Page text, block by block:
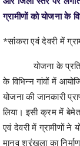
*सांकरा एवं देवरी में
के विभिन्न गांवों में
योजना की जानकारी
लिया। इसी क्रम में
एवं देवरी में ग्रामीणों
मानव श्रृंखला का
लेकर “वीबी जी राम जी
आजीविका का नया